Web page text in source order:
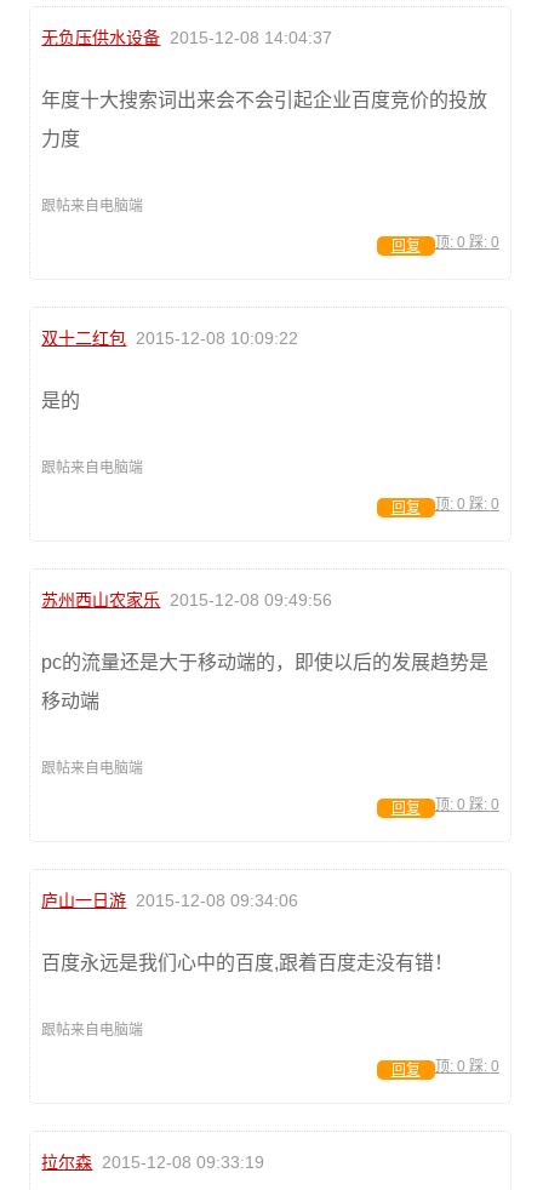
无负压供水设备 2015-12-08 14:04:37
年度十大搜索词出来会不会引起企业百度竞价的投放
力度
跟帖来自电脑端
顶: 0 踩: 0
回复
双十二红包 2015-12-08 10:09:22
是的
跟帖来自电脑端
顶: 0 踩: 0
回复
苏州西山农家乐 2015-12-08 09:49:56
pc的流量还是大于移动端的，即使以后的发展趋势是
移动端
跟帖来自电脑端
顶: 0 踩: 0
回复
庐山一日游 2015-12-08 09:34:06
百度永远是我们心中的百度,跟着百度走没有错！
跟帖来自电脑端
顶: 0 踩: 0
回复
拉尔森 2015-12-08 09:33:19